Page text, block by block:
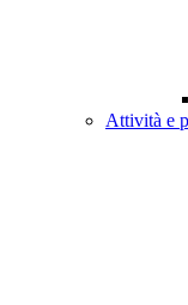
Attività e